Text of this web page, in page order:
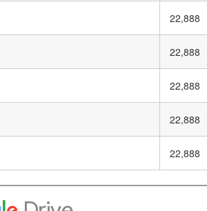
22,888
22,888
22,888
22,888
22,888